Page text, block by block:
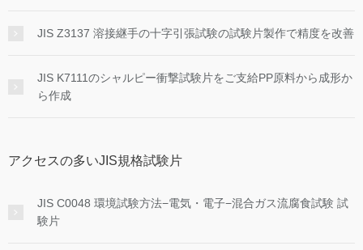
JIS Z3137 溶接継手の十字引張試験の試験片製作で精度を改善
JIS K7111のシャルピー衝撃試験片をご支給PP原料から成形か
ら作成
アクセスの多いJIS規格試験片
JIS C0048 環境試験方法−電気・電子−混合ガス流腐食試験 試
験片